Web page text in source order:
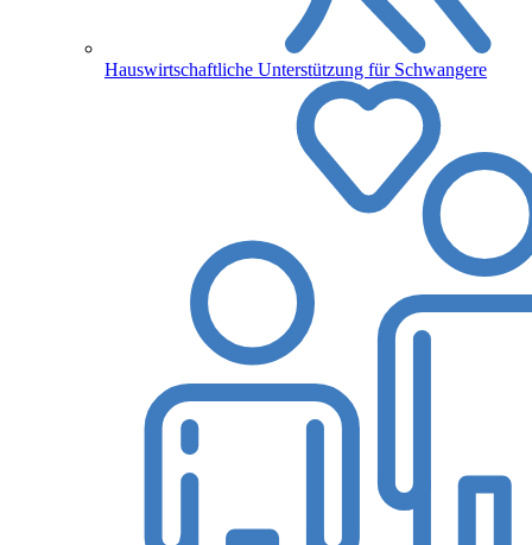
Hauswirtschaftliche Unterstützung für Schwangere